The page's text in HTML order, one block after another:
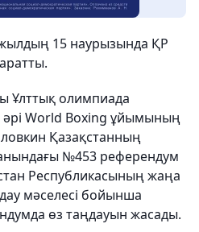
15 наурызында ҚР
Ұлттық олимпиада
әрі World Boxing ұйымының
Қазақстанның
№453 референдум
Республикасының жаңа
мәселесі бойынша
өз таңдауын жасады.